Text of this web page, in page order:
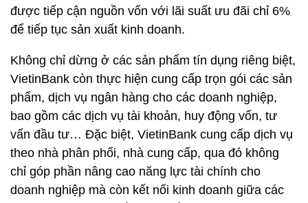
được tiếp cận nguồn vốn với lãi suất ưu đãi chỉ 6%
để tiếp tục sản xuất kinh doanh.
Không chỉ dừng ở các sản phẩm tín dụng riêng biệt,
VietinBank còn thực hiện cung cấp trọn gói các sản
phẩm, dịch vụ ngân hàng cho các doanh nghiệp,
bao gồm các dịch vụ tài khoản, huy động vốn, tư
vấn đầu tư… Đặc biệt, VietinBank cung cấp dịch vụ
theo nhà phân phối, nhà cung cấp, qua đó không
chỉ góp phần nâng cao năng lực tài chính cho
doanh nghiệp mà còn kết nối kinh doanh giữa các